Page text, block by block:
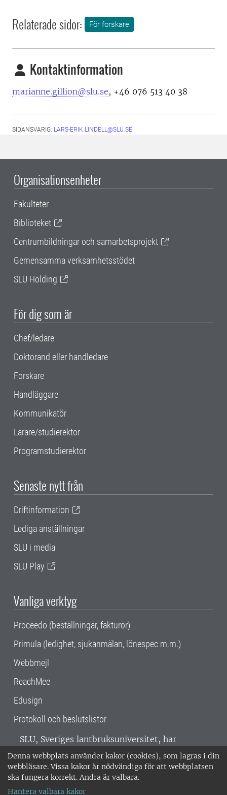
Denna webbplats använder kakor (cookies), som lagras i din
webbläsare. Vissa kakor är nödvändiga för att webbplatsen
ska fungera korrekt. Andra är valbara.
Hantera valbara kakor
Relaterade sidor: För forskare
Kontaktinformation
marianne.gillion@slu.se, +46 076 513 40 38
SIDANSVARIG: LARS-ERIK.LINDELL@SLU.SE
Organisationsenheter
Fakulteter
Biblioteket
Centrumbildningar och samarbetsprojekt
Gemensamma verksamhetsstödet
SLU Holding
För dig som är
Chef/ledare
Doktorand eller handledare
Forskare
Handläggare
Kommunikatör
Lärare/studierektor
Programstudierektor
Senaste nytt från
Driftinformation
Lediga anställningar
SLU i media
SLU Play
Vanliga verktyg
Proceedo (beställningar, fakturor)
Primula (ledighet, sjukanmälan, lönespec m.m.)
Webbmejl
ReachMee
Edusign
Protokoll och beslutslistor
SLU, Sveriges lantbruksuniversitet, har
verksamhet över hela Sverige. Huvudorter är
Alnarp, Uppsala och Umeå.SLU är
miljöcertifierat enligt ISO 14001. •
018-67 10 00 • Org nr: 202100-2817 •